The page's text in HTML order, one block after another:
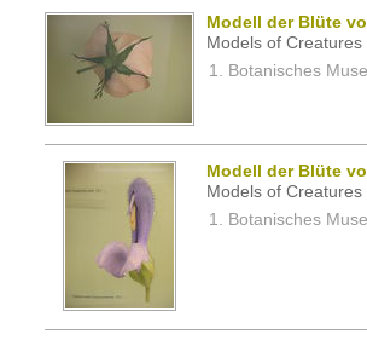
Modell der Blüte
Models of
Botanisches
Modell der Blüte
Models of
Botanisches